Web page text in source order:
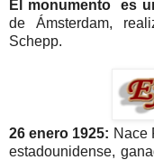
El monumento es
de Ámsterdam,
Schepp.
26 enero 1925: Nace
estadounidense,